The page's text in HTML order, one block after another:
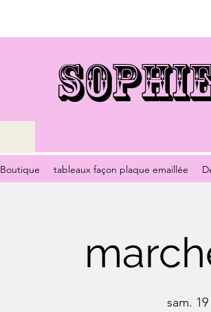
Boutique tableaux façon plaque emaillée
sam.